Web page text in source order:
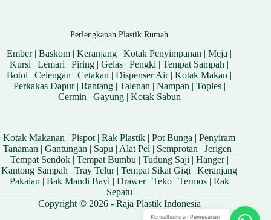
Perlengkapan Plastik Rumah
Ember|Baskom |Keranjang |Kotak Penyimpanan |Meja |
Kursi |Lemari |Piring |Gelas |Pengki |Tempat Sampah |
Botol |Celengan |Cetakan |Dispenser Air|Kotak Makan |
Perkakas Dapur| Rantang| Talenan| Nampan| Toples|
Cermin| Gayung| Kotak Sabun
Kotak Makanan |Pispot|Rak Plastik |Pot Bunga |Penyiram
Tanaman| Gantungan| Sapu| Alat Pel| Semprotan| Jerigen|
Tempat Sendok| Tempat Bumbu| Tudung Saji| Hanger|
Kantong Sampah |Tray Telur|Tempat Sikat Gigi |Keranjang
Pakaian| Bak Mandi Bayi| Drawer| Teko| Termos| Rak
Sepatu
Copyright © 2026 - Raja Plastik Indonesia
Konsultasi dan Pemesanan